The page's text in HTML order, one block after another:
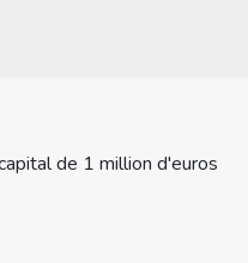
de 1 million d'euros